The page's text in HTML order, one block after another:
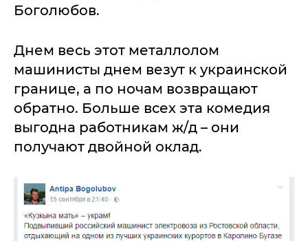
Боголюбов.
Днем весь этот металлолом
машинисты днем везут к украинской
границе, а по ночам возвращают
обратно. Больше всех эта комедия
выгодна работникам ж/д – они
получают двойной оклад.